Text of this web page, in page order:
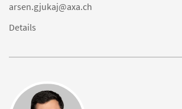
arsen.gjukaj@axa.ch
Details